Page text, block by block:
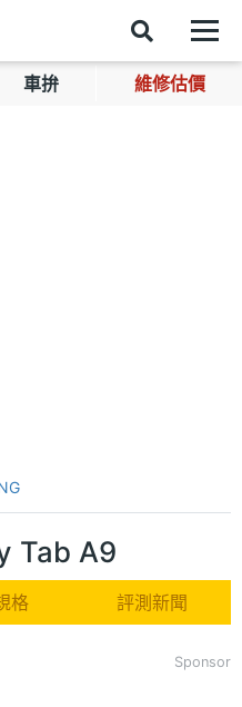
車拚 維修估價
Tab A9
格 評測新聞
Sponsor